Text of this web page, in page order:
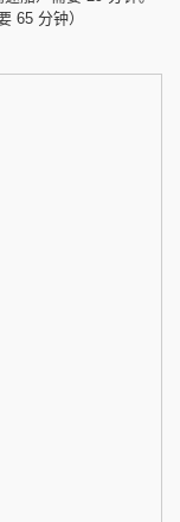
65 分钟）